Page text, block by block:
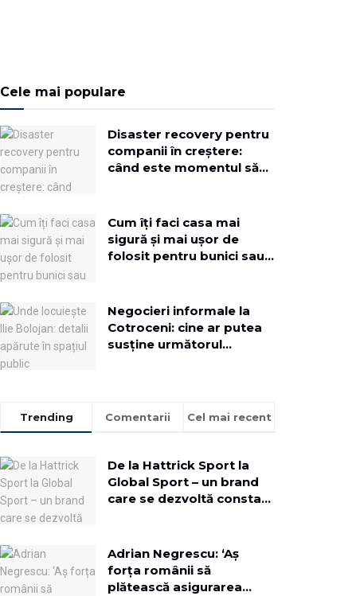
Cele mai populare
Disaster recovery pentru
companii în creștere:
când este momentul să
Cum îți faci casa mai
sigură și mai ușor de
folosit pentru bunici sau
Negocieri informale la
Cotroceni: cine ar putea
susține următorul
Trending Comentarii Cel mai recent
De la Hattrick Sport la
Global Sport – un brand
care se dezvoltă constant
Adrian Negrescu: ‘Aș
forța românii să
plătească asigurarea